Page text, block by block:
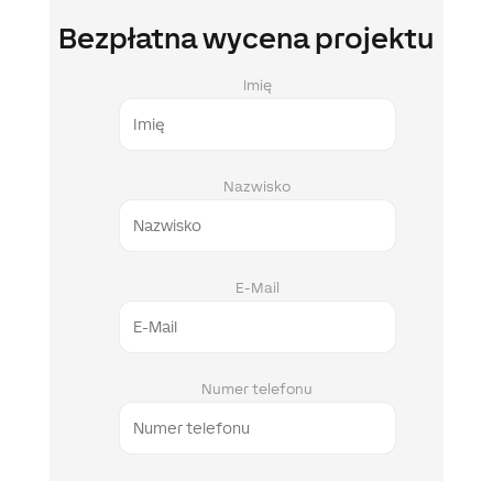
Bezpłatna wycena projektu
Imię
Nazwisko
E-Mail
Numer telefonu